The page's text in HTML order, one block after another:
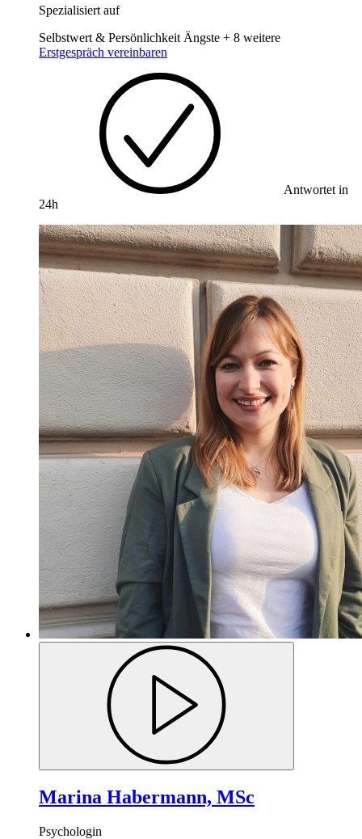
Spezialisiert auf
Selbstwert & Persönlichkeit Ängste + 8 weitere
Erstgespräch vereinbaren
Antwortet in
24h
Marina Habermann, MSc
Psychologin